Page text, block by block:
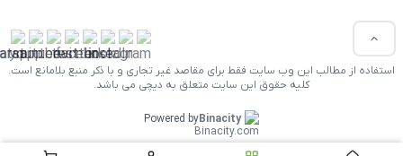
استفاده از مطالب این وب سایت فقط برای مقاصد غیر تجاری و با ذکر منبع بلامانع است.
کلیه حقوق این سایت متعلق به دیچی می باشد.
Powered byBinacity